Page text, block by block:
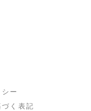
ー
く表記